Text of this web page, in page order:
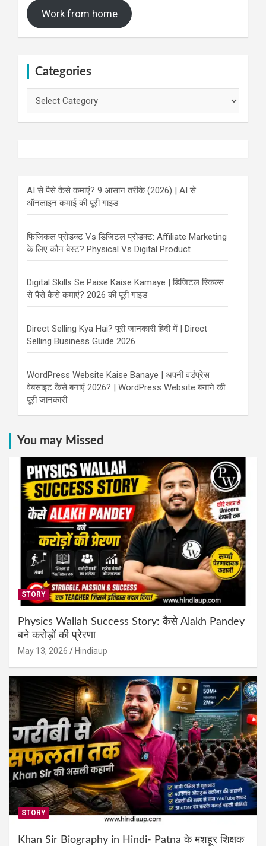
Work from home
Categories
AI से पैसे कैसे कमाएं? 9 आसान तरीके (2026) | AI से
ऑनलाइन कमाई की पूरी गाइड
फिजिकल प्रोडक्ट Vs डिजिटल प्रोडक्ट: Affiliate Marketing
के लिए कौन बेस्ट? Physical Vs Digital Product
Digital Skills Se Paise Kaise Kamaye | डिजिटल स्किल्स
से पैसे कैसे कमाएं? 2026 की पूरी गाइड
Direct Selling Kya Hai? पूरी जानकारी हिंदी में | Direct
Selling Business Guide 2026
WordPress Website Kaise Banaye | अपनी वर्डप्रेस
वेबसाइट कैसे बनाएं 2026? | WordPress Website बनाने की
पूरी जानकारी
You may Missed
STORY
Physics Wallah Success Story: कैसे Alakh Pandey
बने करोड़ों की प्रेरणा
May 13, 2026 Hindiaup
STORY
Khan Sir Biography in Hindi- Patna के मशहूर शिक्षक